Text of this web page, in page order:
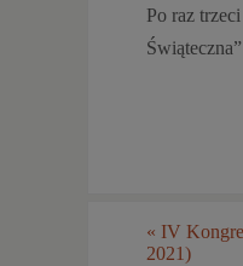
Po raz
« IV
2021)